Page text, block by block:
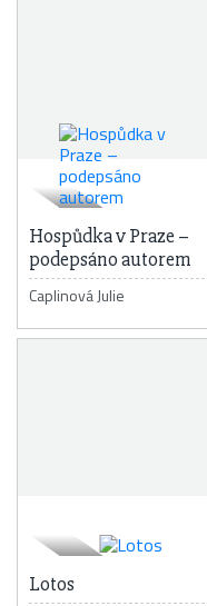
Hospůdka v Praze –
podepsáno autorem
Caplinová Julie
Lotos